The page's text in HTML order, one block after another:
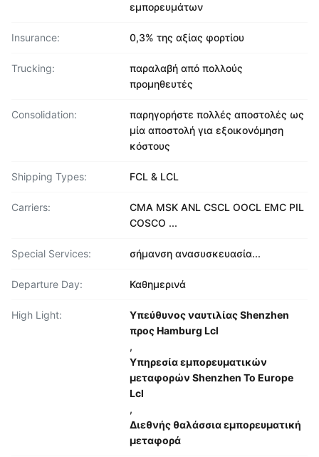
εμπορευμάτων
Insurance: 0,3% της αξίας φορτίου
Trucking:
παραλαβή από πολλούς
προμηθευτές
Consolidation:
παρηγορήστε πολλές αποστολές ως
μία αποστολή για εξοικονόμηση
κόστους
Shipping Types: FCL & LCL
Carriers:
CMA MSK ANL CSCL OOCL EMC PIL
COSCO ...
Special Services: σήμανση ανασυσκευασία...
Departure Day: Καθημερινά
High Light:
Υπεύθυνος ναυτιλίας Shenzhen
προς Hamburg Lcl
,
Υπηρεσία εμπορευματικών
μεταφορών Shenzhen To Europe
Lcl
,
Διεθνής θαλάσσια εμπορευματική
μεταφορά